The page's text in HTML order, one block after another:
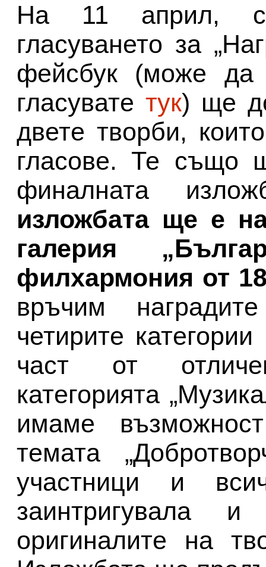
На 11 април,
гласуването за
фейсбук (може да
гласувате тук) ще
двете творби,
гласове. Те също
финалната
изложбата ще е
галерия
филхармония от
връчим
четирите
част от
категорията
имаме
темата
участници и
заинтригувала
оригиналите на